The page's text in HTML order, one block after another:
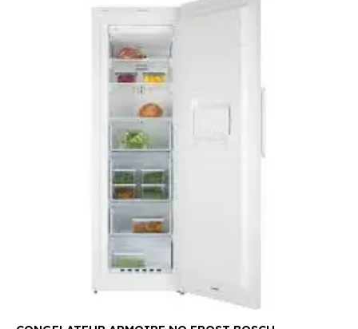
prix
initial
était :
979,00 €.
prix
actuel
est :
749,00 €.